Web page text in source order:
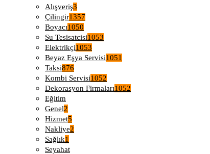
Alışveriş3
Çilingir1357
Boyacı1050
Su Tesisatcisi1053
Elektrikçi1053
Beyaz Eşya Servisi1051
Taksi876
Kombi Servisi1052
Dekorasyon Firmaları1052
Eğitim
Genel2
Hizmet5
Nakliye2
Sağlık1
Seyahat